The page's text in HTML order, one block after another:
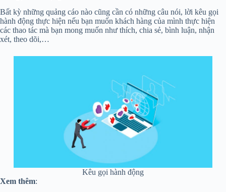
Bất kỳ những quảng cáo nào cũng cần có những câu nói, lời kêu gọi
hành động thực hiện nếu bạn muốn khách hàng của mình thực hiện
các thao tác mà bạn mong muốn như thích, chia sẻ, bình luận, nhận
xét, theo dõi,…
Kêu gọi hành động
Xem thêm: